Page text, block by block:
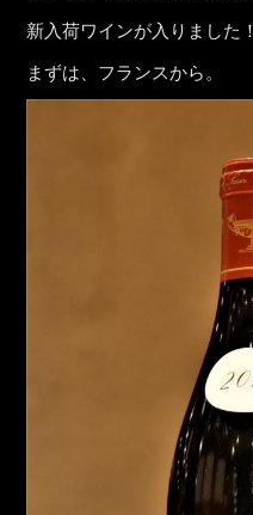
新入荷ワインが入りました！
まずは、フランスから。